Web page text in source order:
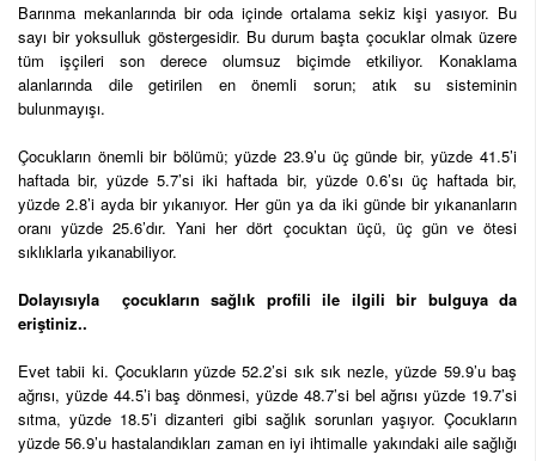
Barınma mekanlarında bir oda içinde ortalama sekiz kişi yasıyor. Bu
sayı bir yoksulluk göstergesidir. Bu durum başta çocuklar olmak üzere
tüm işçileri son derece olumsuz biçimde etkiliyor. Konaklama
alanlarında dile getirilen en önemli sorun; atık su sisteminin
bulunmayışı.
Çocukların önemli bir bölümü; yüzde 23.9’u üç günde bir, yüzde 41.5’i
haftada bir, yüzde 5.7’si iki haftada bir, yüzde 0.6’sı üç haftada bir,
yüzde 2.8’i ayda bir yıkanıyor. Her gün ya da iki günde bir yıkananların
oranı yüzde 25.6’dır. Yani her dört çocuktan üçü, üç gün ve ötesi
sıklıklarla yıkanabiliyor.
Dolayısıyla çocukların sağlık profili ile ilgili bir bulguya da
eriştiniz..
Evet tabii ki. Çocukların yüzde 52.2’si sık sık nezle, yüzde 59.9’u baş
ağrısı, yüzde 44.5’i baş dönmesi, yüzde 48.7’si bel ağrısı yüzde 19.7’si
sıtma, yüzde 18.5’i dizanteri gibi sağlık sorunları yaşıyor. Çocukların
yüzde 56.9’u hastalandıkları zaman en iyi ihtimalle yakındaki aile sağlığı